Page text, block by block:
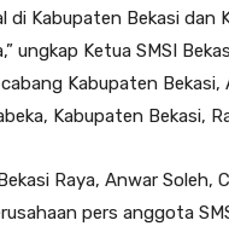
Kabupaten Bekasi dan
ungkap Ketua SMSI
Kabupaten
Kabupaten Bekasi,
Raya, Anwar
pers anggota